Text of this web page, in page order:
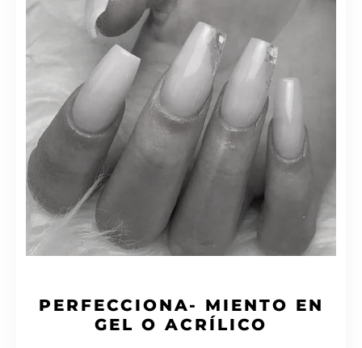
PERFECCIONA- MIENTO EN
GEL O ACRÍLICO